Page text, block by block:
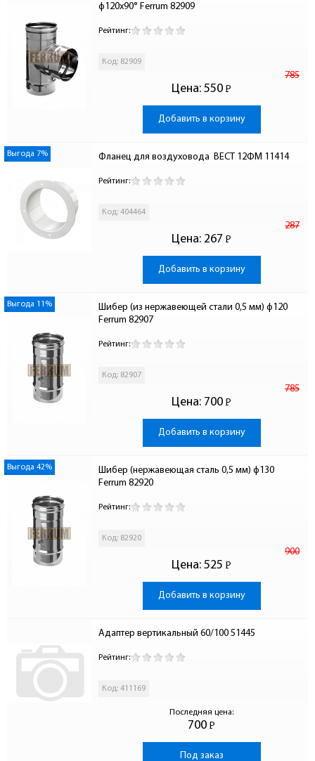
ф120х90° Ferrum 82909
Рейтинг:
Код: 82909
Цена:
785
550 Р
-
Добавить в корзину
Выгода 7% Фланец для воздуховода  ВЕСТ 12ФМ 11414
Рейтинг:
Код: 404464
Цена:
287
267 Р
-
Добавить в корзину
Выгода 11%
Шибер (из нержавеющей стали 0,5 мм) ф120
Ferrum 82907
Рейтинг:
Код: 82907
Цена:
785
700 Р
-
Добавить в корзину
Выгода 42%
Шибер (нержавеющая сталь 0,5 мм) ф130
Ferrum 82920
Рейтинг:
Код: 82920
Цена:
900
525 Р
-
Добавить в корзину
Адаптер вертикальный 60/100 51445
Рейтинг:
Код: 411169
Последняя цена:
700 Р
-
Под заказ